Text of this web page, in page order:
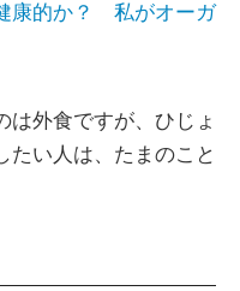
康的か？ 私がオーガ
は外食ですが、ひじょ
たい人は、たまのこと